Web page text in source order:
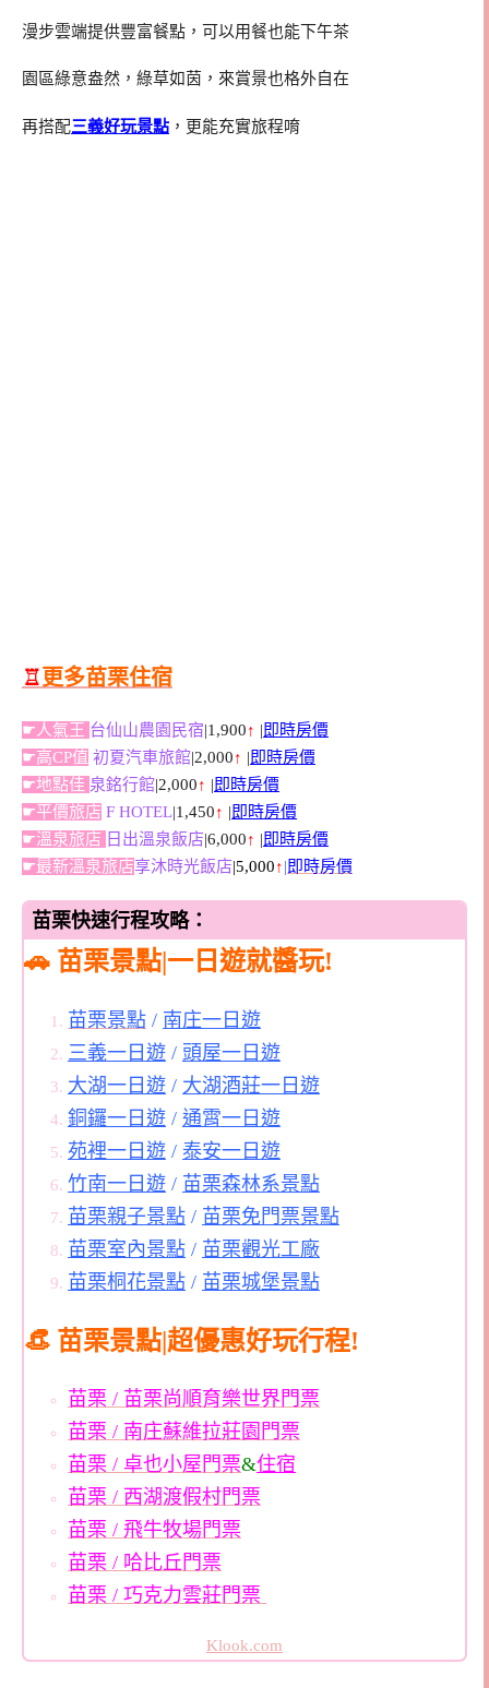
漫步雲端提供豐富餐點，可以用餐也能下午茶
園區綠意盎然，綠草如茵，來賞景也格外自在
再搭配三義好玩景點 ，更能充實旅程唷
♖ 更多苗栗住宿
☛人氣王 台仙山農園民宿|1,900↑ |即時房價
☛高CP值 初夏汽車旅館|2,000↑ |即時房價
☛地點佳 泉銘行館|2,000↑ |即時房價
☛平價旅店 F HOTEL|1,450↑ |即時房價
☛溫泉旅店 日出溫泉飯店|6,000↑ |即時房價
☛最新溫泉旅店享沐時光飯店|5,000↑|即時房價
苗栗快速行程攻略：
🚗 苗栗景點|一日遊就醬玩!
苗栗景點 / 南庄一日遊
三義一日遊 / 頭屋一日遊
大湖一日遊 / 大湖酒莊一日遊
銅鑼一日遊 / 通霄一日遊
苑裡一日遊 / 泰安一日遊
竹南一日遊 / 苗栗森林系景點
苗栗親子景點 / 苗栗免門票景點
苗栗室內景點 / 苗栗觀光工廠
苗栗桐花景點 / 苗栗城堡景點
👒 苗栗景點|超優惠好玩行程!
苗栗 / 苗栗尚順育樂世界門票
苗栗 / 南庄蘇維拉莊園門票
苗栗 / 卓也小屋門票&住宿
苗栗 / 西湖渡假村門票
苗栗 / 飛牛牧場門票
苗栗 / 哈比丘門票
苗栗 / 巧克力雲莊門票
Klook.com